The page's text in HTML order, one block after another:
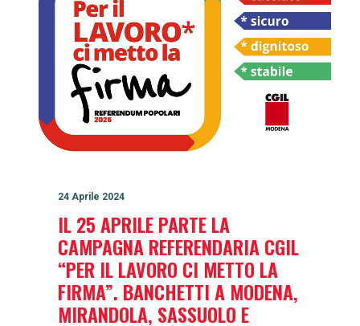
24 Aprile 2024
IL 25 APRILE PARTE LA
CAMPAGNA REFERENDARIA CGIL
“PER IL LAVORO CI METTO LA
FIRMA”. BANCHETTI A MODENA,
MIRANDOLA, SASSUOLO E